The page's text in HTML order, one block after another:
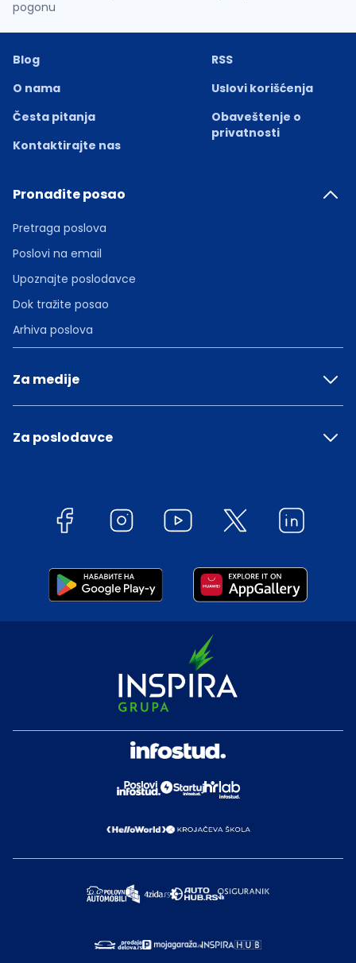
pogonu
Blog
O nama
Česta pitanja
Kontaktirajte nas
RSS
Uslovi korišćenja
Obaveštenje o
privatnosti
Pronađite posao
Pretraga poslova
Poslovi na email
Upoznajte poslodavce
Dok tražite posao
Arhiva poslova
Za medije
Za poslodavce